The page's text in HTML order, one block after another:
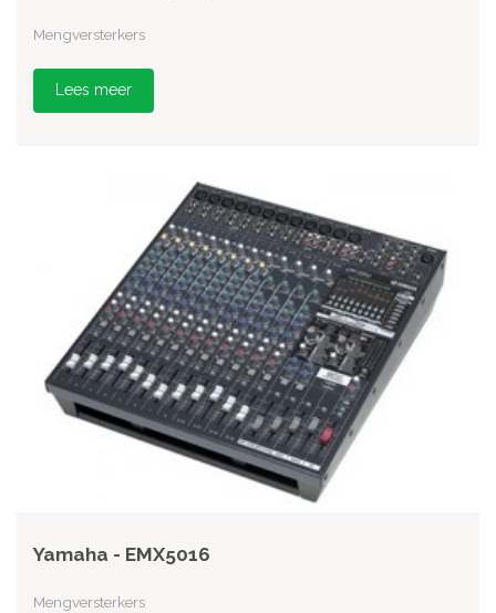
Mengversterkers
Lees meer
Yamaha - EMX5016
Mengversterkers